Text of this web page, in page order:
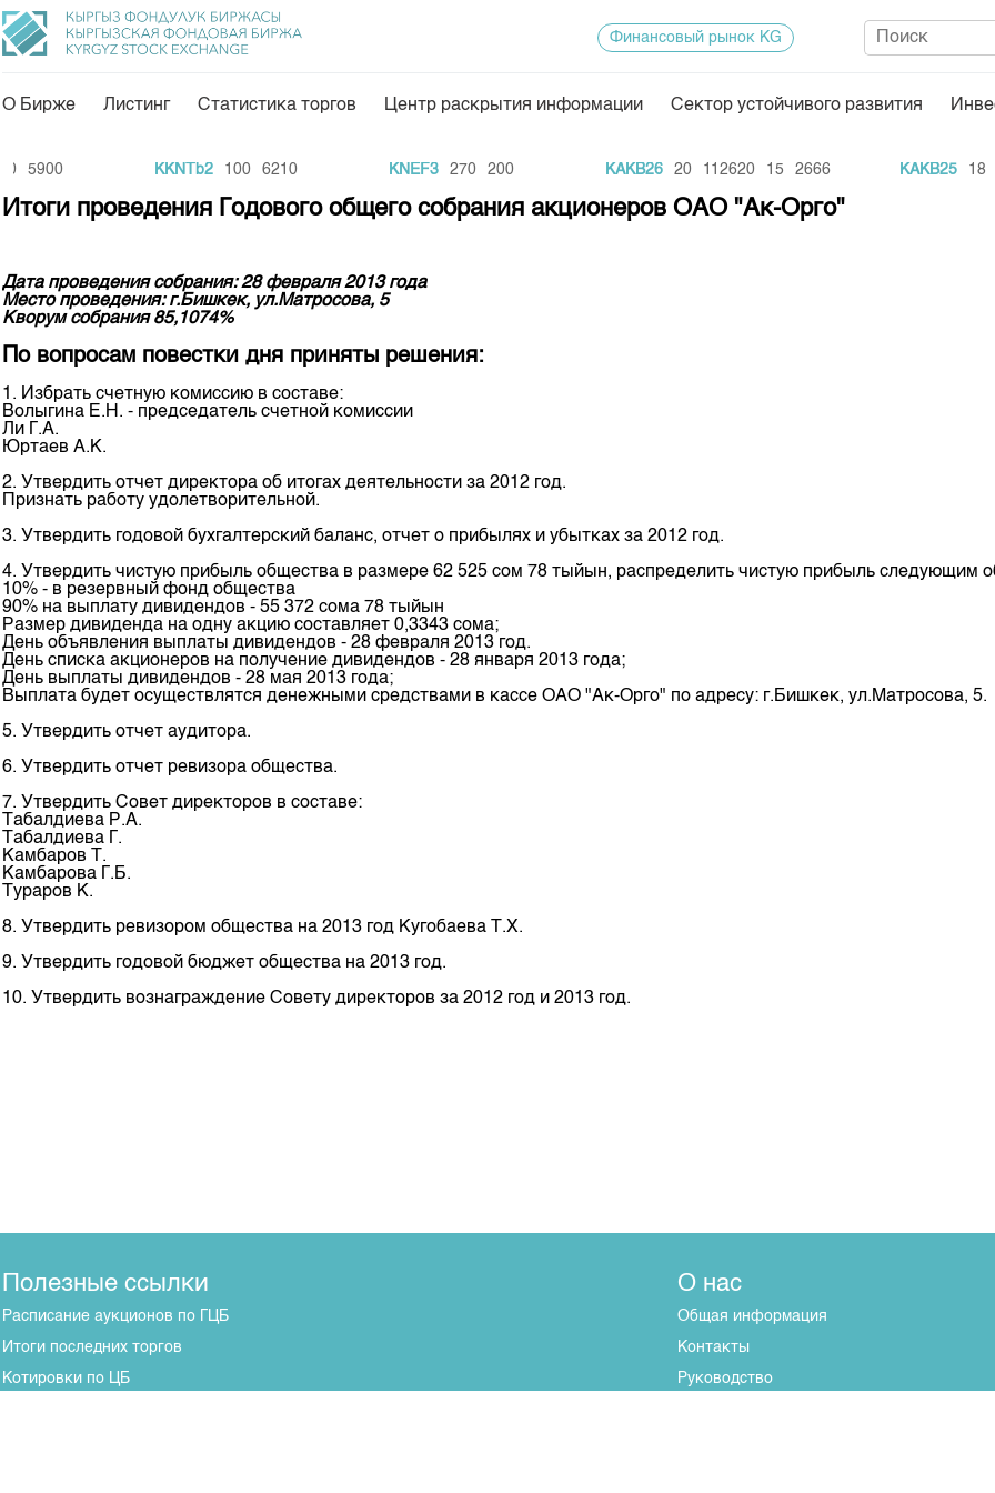
Общая информация
Руководство
Внутренний аудитор
Комитеты
Участники торгов
Наши партнеры
Cтратегия развития
Корпоративные документы
Контакты
Товарно-сырьевой сектор
Центр раскрытия информации
Тарифы
Аналитика
Финансовый рынок KG
Пресс-клуб
Биржевая деятельность
Финансовый рынок KG
О Бирже Листинг Статистика торгов Центр раскрытия информации Сектор устойчивого развития
5900 KKNTb2 100 6210 KNEF3 270 200 KAKB26 20 112620 15 2666 KAKB25 18
Итоги проведения Годового общего собрания акционеров ОАО "Ак-Орго"
Дата проведения собрания: 28 февраля 2013 года
Место проведения: г.Бишкек, ул.Матросова, 5
Кворум собрания 85,1074%
По вопросам повестки дня приняты решения:
1. Избрать счетную комиссию в составе:
Волыгина Е.Н. - председатель счетной комиссии
Ли Г.А.
Юртаев А.К.
2. Утвердить отчет директора об итогах деятельности за 2012 год.
Признать работу удолетворительной.
3. Утвердить годовой бухгалтерский баланс, отчет о прибылях и убытках за 2012 год.
4. Утвердить чистую прибыль общества в размере 62 525 сом 78 тыйын, распределить чистую прибыль следующим
10% - в резервный фонд общества
90% на выплату дивидендов - 55 372 сома 78 тыйын
Размер дивиденда на одну акцию составляет 0,3343 сома;
День объявления выплаты дивидендов - 28 февраля 2013 год.
День списка акционеров на получение дивидендов - 28 января 2013 года;
День выплаты дивидендов - 28 мая 2013 года;
Выплата будет осуществлятся денежными средствами в кассе ОАО "Ак-Орго" по адресу: г.Бишкек, ул.Матросова, 5.
5. Утвердить отчет аудитора.
6. Утвердить отчет ревизора общества.
7. Утвердить Совет директоров в составе:
Табалдиева Р.А.
Табалдиева Г.
Камбаров Т.
Камбарова Г.Б.
Тураров К.
8. Утвердить ревизором общества на 2013 год Кугобаева Т.Х.
9. Утвердить годовой бюджет общества на 2013 год.
10. Утвердить вознаграждение Совету директоров за 2012 год и 2013 год.
Полезные ссылки
Расписание аукционов по ГЦБ
Итоги последних торгов
Котировки по ЦБ
О нас
Общая информация
Контакты
Руководство